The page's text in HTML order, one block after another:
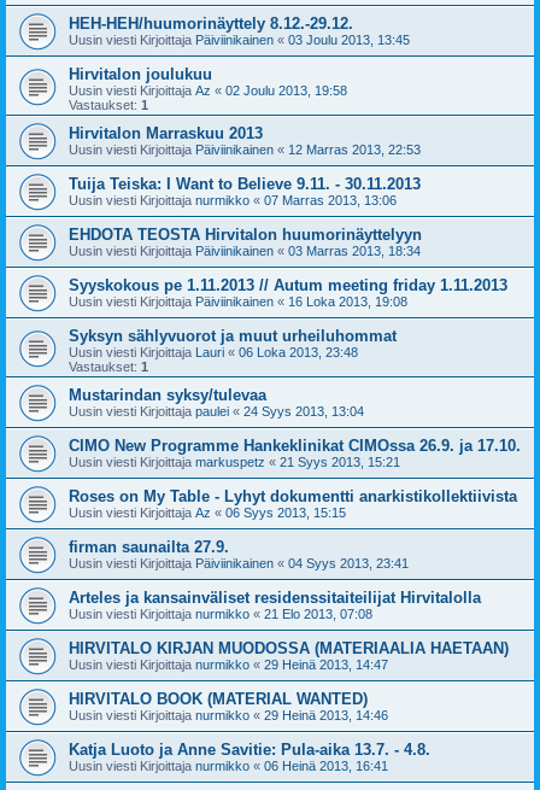
HEH-HEH/huumorinäyttely 8.12.-29.12.
Uusin viesti Kirjoittaja Päiviinikainen « 03 Joulu 2013, 13:45
Hirvitalon joulukuu
Uusin viesti Kirjoittaja Az « 02 Joulu 2013, 19:58
Vastaukset: 1
Hirvitalon Marraskuu 2013
Uusin viesti Kirjoittaja Päiviinikainen « 12 Marras 2013, 22:53
Tuija Teiska: I Want to Believe 9.11. - 30.11.2013
Uusin viesti Kirjoittaja nurmikko « 07 Marras 2013, 13:06
EHDOTA TEOSTA Hirvitalon huumorinäyttelyyn
Uusin viesti Kirjoittaja Päiviinikainen « 03 Marras 2013, 18:34
Syyskokous pe 1.11.2013 // Autum meeting friday 1.11.2013
Uusin viesti Kirjoittaja Päiviinikainen « 16 Loka 2013, 19:08
Syksyn sählyvuorot ja muut urheiluhommat
Uusin viesti Kirjoittaja Lauri « 06 Loka 2013, 23:48
Vastaukset: 1
Mustarindan syksy/tulevaa
Uusin viesti Kirjoittaja paulei « 24 Syys 2013, 13:04
CIMO New Programme Hankeklinikat CIMOssa 26.9. ja 17.10.
Uusin viesti Kirjoittaja markuspetz « 21 Syys 2013, 15:21
Roses on My Table - Lyhyt dokumentti anarkistikollektiivista
Uusin viesti Kirjoittaja Az « 06 Syys 2013, 15:15
firman saunailta 27.9.
Uusin viesti Kirjoittaja Päiviinikainen « 04 Syys 2013, 23:41
Arteles ja kansainväliset residenssitaiteilijat Hirvitalolla
Uusin viesti Kirjoittaja nurmikko « 21 Elo 2013, 07:08
HIRVITALO KIRJAN MUODOSSA (MATERIAALIA HAETAAN)
Uusin viesti Kirjoittaja nurmikko « 29 Heinä 2013, 14:47
HIRVITALO BOOK (MATERIAL WANTED)
Uusin viesti Kirjoittaja nurmikko « 29 Heinä 2013, 14:46
Katja Luoto ja Anne Savitie: Pula-aika 13.7. - 4.8.
Uusin viesti Kirjoittaja nurmikko « 06 Heinä 2013, 16:41